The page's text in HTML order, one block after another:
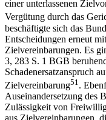
einer unterlassenen
Vergütung durch das
beschäftigte sich das
Entscheidungen erneut
Zielvereinbarungen. Es
3, 283 S. 1 BGB
Schadenersatzanspruch
Zielvereinbarung51 .
Auseinandersetzung des
Zulässigkeit von
aus Zielvereinbarungen,